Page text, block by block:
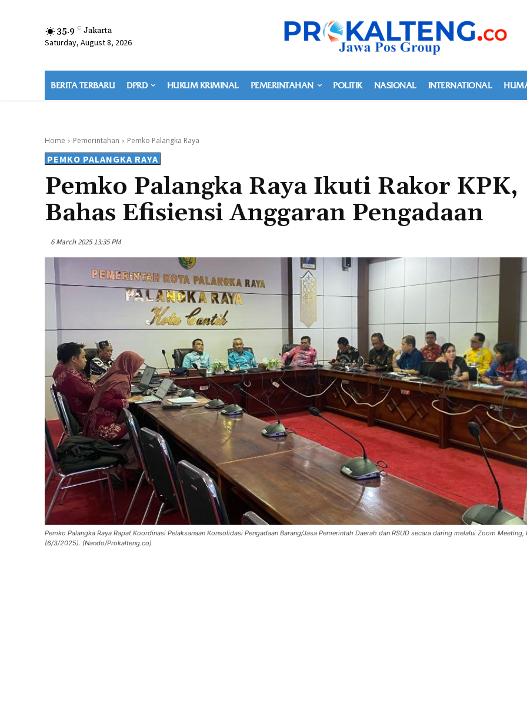
35.9 C Jakarta
Saturday, August 8, 2026
BERITA TERBARU DPRD HUKUM KRIMINAL PEMERINTAHAN POLITIK NASIONAL INTERNATIONAL
Home Pemerintahan Pemko Palangka Raya
PEMKO PALANGKA RAYA
Pemko Palangka Raya Ikuti Rakor KPK,
Bahas Efisiensi Anggaran Pengadaan
6 March 2025 13:35 PM
Pemko Palangka Raya Rapat Koordinasi Pelaksanaan Konsolidasi Pengadaan Barang/Jasa Pemerintah Daerah dan RSUD secara daring melalui Zoom Meeting,
(6/3/2025). (Nando/Prokalteng.co)